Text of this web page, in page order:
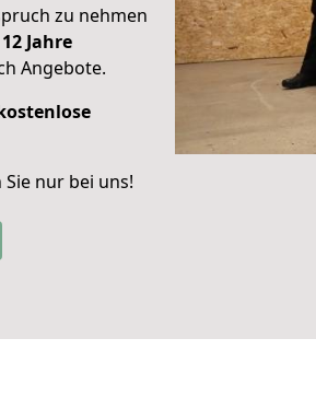
zu nehmen
Jahre
Angebote.
nur bei uns!